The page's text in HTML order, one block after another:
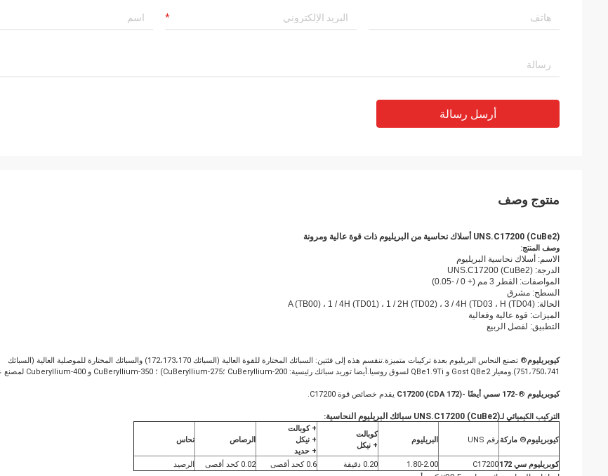
أرسل رسالة
منتوج وصف
UNS.C17200 (CuBe2) أسلاك نحاسية من البريليوم ذات قوة عالية ومرونة
وصف المنتج:
الاسم: أسلاك نحاسية البريليوم
الدرجة: UNS.C17200 (CuBe2)
المواصفات: القطر 3 مم (+ 0 / -0.05)
السطح: مشرق
الحالة: A (TB00) ، 1 / ​​4H (TD01) ، 1 / ​​2H (TD02) ، 3 / 4H (TD03 ، H (TD04)
الميزات: قوة عالية وفعالية
التطبيق: لفصل الربيع
كيوبريليوم
® تصنع النحاس البريليوم بعدة تركيبات متميزة.تنقسم هذه إلى فئتين: السبائك المختارة للقوة العالية (السبائك 172،173،170) والسبائك المختارة للموصلية العالية (السبائك
751،750،741).ومعيار Gost QBe2 و QBe1.9Ti لسوق روسيا.أيضا توريد سبائك رئيسية: CuBeryllium-200 ؛CuBeryllium-275) ؛ CuBeryllium-350 و Cuberyllium-400 لمصنع عالمي.
كيوبريليوم ®-172 سمي أيضًا -C17200 (CDA 172) يقدم خصائص قوة C17200.
التركيب الكيميائي لـUNS.C17200 (CuBe2) سبائك البريليوم النحاسية :
كيوبريليوم® ماركةرقم UNS البريليوم
كوبالت
+ نيكل
+ كوبالت
+ نيكل
+ حديد
الرصاص نحاس
كوبريليوم سي 172 C17200
1.80-2.00 0.20 دقيقة 0.6 كحد أقصى 0.02 كحد أقصى الرصيد